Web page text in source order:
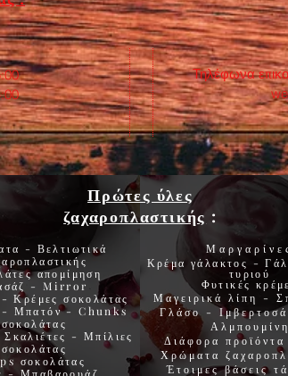
Τηλέφωνα
- Βελτιωτικά
απομίμηση
- Mirror
- Κρέμες σοκολάτας
- Μπατόν-Chunks
σοκολάτας
Σκαλιέτες -Μπίλιες
σοκολάτας
σοκολάτας
Κρέμα γάλακτος -
τυριού
Φυτικές
Μαγειρικά λίπη -
Γλάσο -
Αλμπουμίνη
Διάφορα προϊόντα
Χρώματα
Έτοιμες βάσεις
Πρώτες ύλες
ζαχαροπλαστικής :